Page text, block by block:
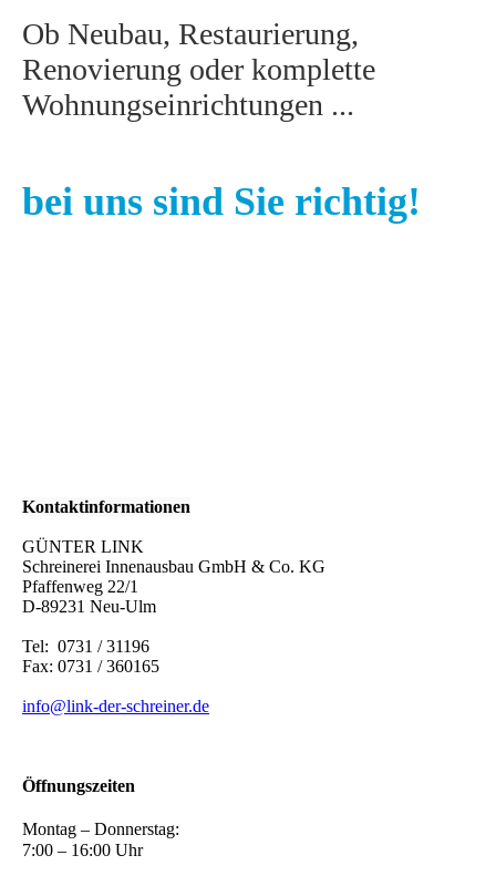
Ob Neubau, Restaurierung,
Renovierung oder komplette
Wohnungseinrichtungen ...
bei uns sind Sie richtig!
Kontaktinformationen
GÜNTER LINK
Schreinerei Innenausbau GmbH & Co. KG
Pfaffenweg 22/1
D-89231 Neu-Ulm
Tel: 0731 / 31196
Fax: 0731 / 360165
info@link-der-schreiner.de
Öffnungszeiten
Montag – Donnerstag:
7:00 – 16:00 Uhr